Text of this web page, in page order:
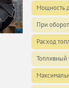
Мощность
При
Расход
Топливный